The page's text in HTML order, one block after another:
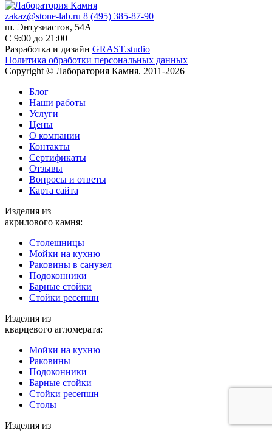
zakaz@stone-lab.ru 8 (495) 385-87-90
ш. Энтузиастов, 54А
С 9:00 до 21:00
Разработка и дизайн GRAST.studio
Политика обработки персональных данных
Copyright © Лаборатория Камня. 2011-2026
Блог
Наши работы
Услуги
Цены
О компании
Контакты
Cертификаты
Отзывы
Вопросы и ответы
Карта сайта
Изделия из
акрилового камня:
Столешницы
Мойки на кухню
Раковины в санузел
Подоконники
Барные стойки
Стойки ресепшн
Изделия из
кварцевого агломерата:
Мойки на кухню
Раковины
Подоконники
Барные стойки
Стойки ресепшн
Столы
Изделия из